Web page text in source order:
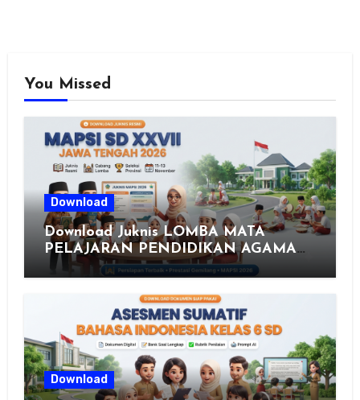
You Missed
Download
Download Juknis LOMBA MATA
PELAJARAN PENDIDIKAN AGAMA
ISLAM DAN SENI ISLAMI (MAPSI)
JAWA TENGAH TAHUN 2026
Download